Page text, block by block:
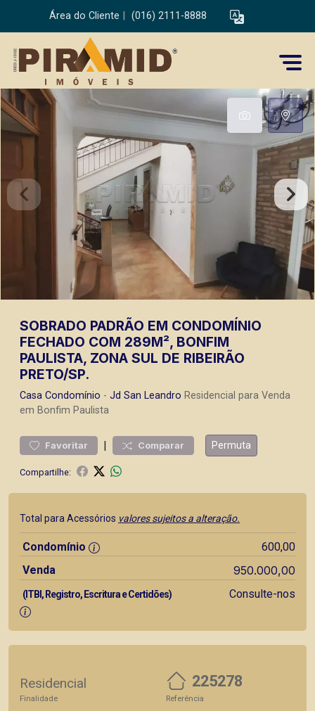
Área do Cliente (016) 2111-8888
SOBRADO PADRÃO EM CONDOMÍNIO
FECHADO COM 289M², BONFIM
PAULISTA, ZONA SUL DE RIBEIRÃO
PRETO/SP.
Casa Condomínio - Jd San Leandro Residencial para Venda
em Bonfim Paulista
Favoritar | Comparar Permuta
Compartilhe:
Total para Acessórios valores sujeitos a alteração.
Condomínio
600,00
Venda
950.000,00
(ITBI, Registro, Escritura e Certidões) Consulte-nos
Residencial
Finalidade
225278
Referência